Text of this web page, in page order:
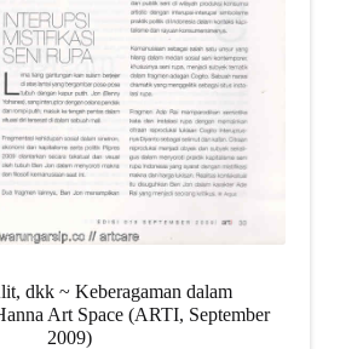
dkk ~ Keberagaman dalam
Art Space (ARTI, September
2009)